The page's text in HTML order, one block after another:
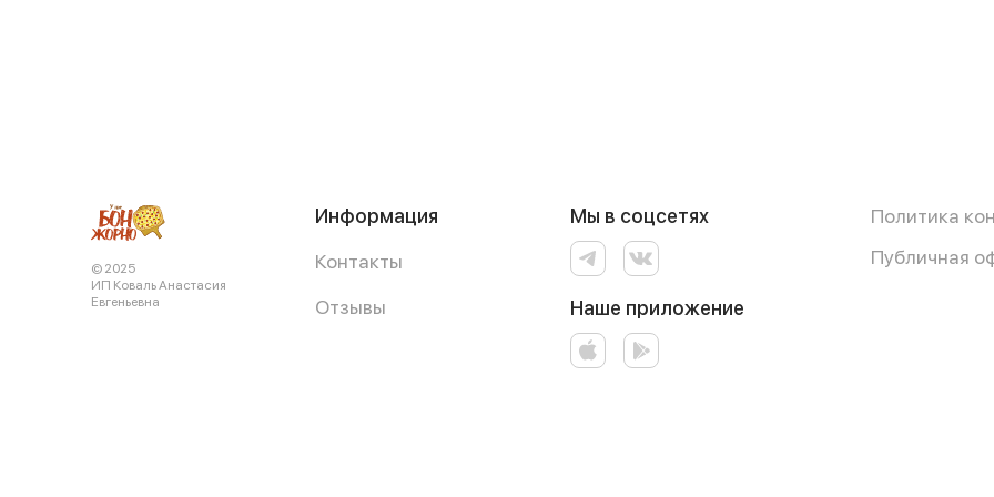
© 2025
ИП Коваль Анастасия
Евгеньевна
Информация
Контакты
Отзывы
Мы в соцсетях
Наше приложение
Политика
Публичная